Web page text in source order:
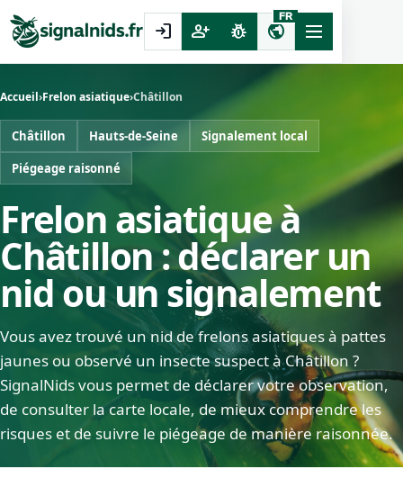
login person_add pest_control public
FR
Accueil›Frelon asiatique›Châtillon
Châtillon Hauts-de-Seine
Signalement local
Piégeage raisonné
Frelon asiatique à
Châtillon : déclarer un
nid ou un signalement
Vous avez trouvé un nid de frelons asiatiques à pattes
jaunes ou observé un insecte suspect à Châtillon ?
SignalNids vous permet de déclarer votre observation,
de consulter la carte locale, de mieux comprendre les
risques et de suivre le piégeage de manière raisonnée.